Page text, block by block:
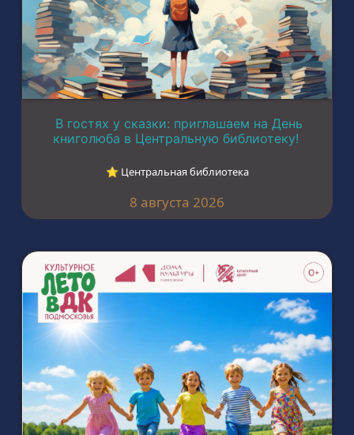
В гостях у сказки: приглашаем на День
книголюба в Центральную библиотеку!
⭐︎ Центральная библиотека
8 августа 2026